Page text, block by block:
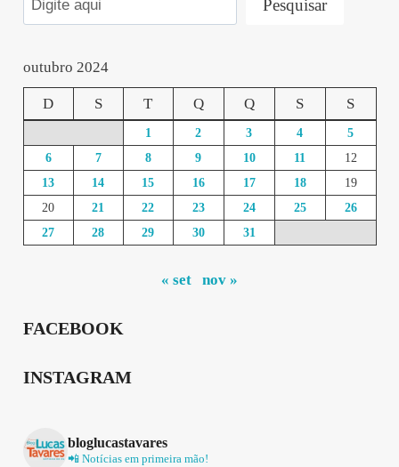
Pesquisar
outubro 2024
D S T Q Q S S
1 2 3 4
5
6
7 8 9 10 11
12
13
14 15 16 17 18
19
20
21 22 23 24 25
26
27
28 29 30 31
« set nov »
FACEBOOK
INSTAGRAM
bloglucastavares
📲 Notícias em primeira mão!